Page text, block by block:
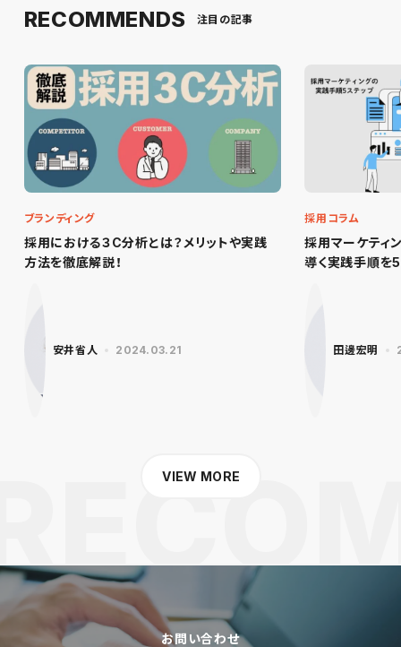
RECOMMENDS 注目の記事
採用における３C分析とは？メリットや実践
方法を徹底解説！
ブランディング
安井省人 2024.03.21
採用マーケティ
導く実践手順を
採用コラム
田邊宏明
VIEW MORE
お問い合わせ